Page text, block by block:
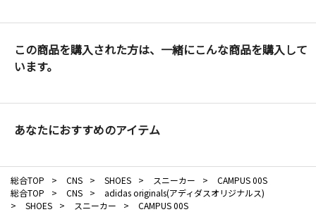
この商品を購入された方は、一緒にこんな商品を購入して
います。
あなたにおすすめのアイテム
総合TOP > CNS > SHOES > スニーカー >
CAMPUS 00S
総合TOP
> CNS >
adidas originals(アディダスオリジナルス)
>
SHOES > スニーカー > CAMPUS 00S